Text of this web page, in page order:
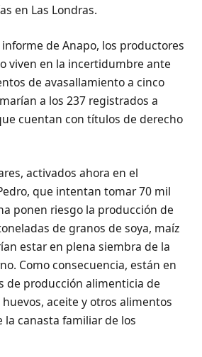
en Las Londras.
de Anapo, los productores
viven en la incertidumbre ante
de avasallamiento a cinco
a los 237 registrados a
cuentan con títulos de derecho
activados ahora en el
que intentan tomar 70 mil
ponen riesgo la producción de
de granos de soya, maíz
estar en plena siembra de la
Como consecuencia, están en
de producción alimenticia de
aceite y otros alimentos
canasta familiar de los